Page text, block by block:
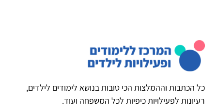
כל הכתבות וההמלצות הכי טובות בנושא לימודים לילדים,
רעיונות לפעילויות כיפיות לכל המשפחה ועוד.